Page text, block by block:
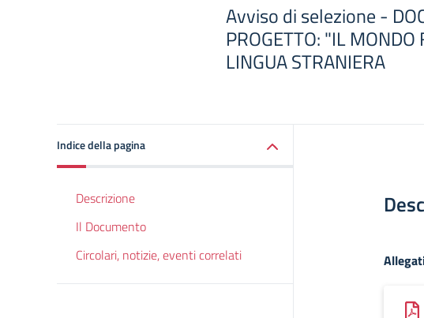
Avviso di selezione -
PROGETTO: "IL
LINGUA STRANIERA
Indice della pagina
Descrizione
Il Documento
Circolari, notizie, eventi correlati